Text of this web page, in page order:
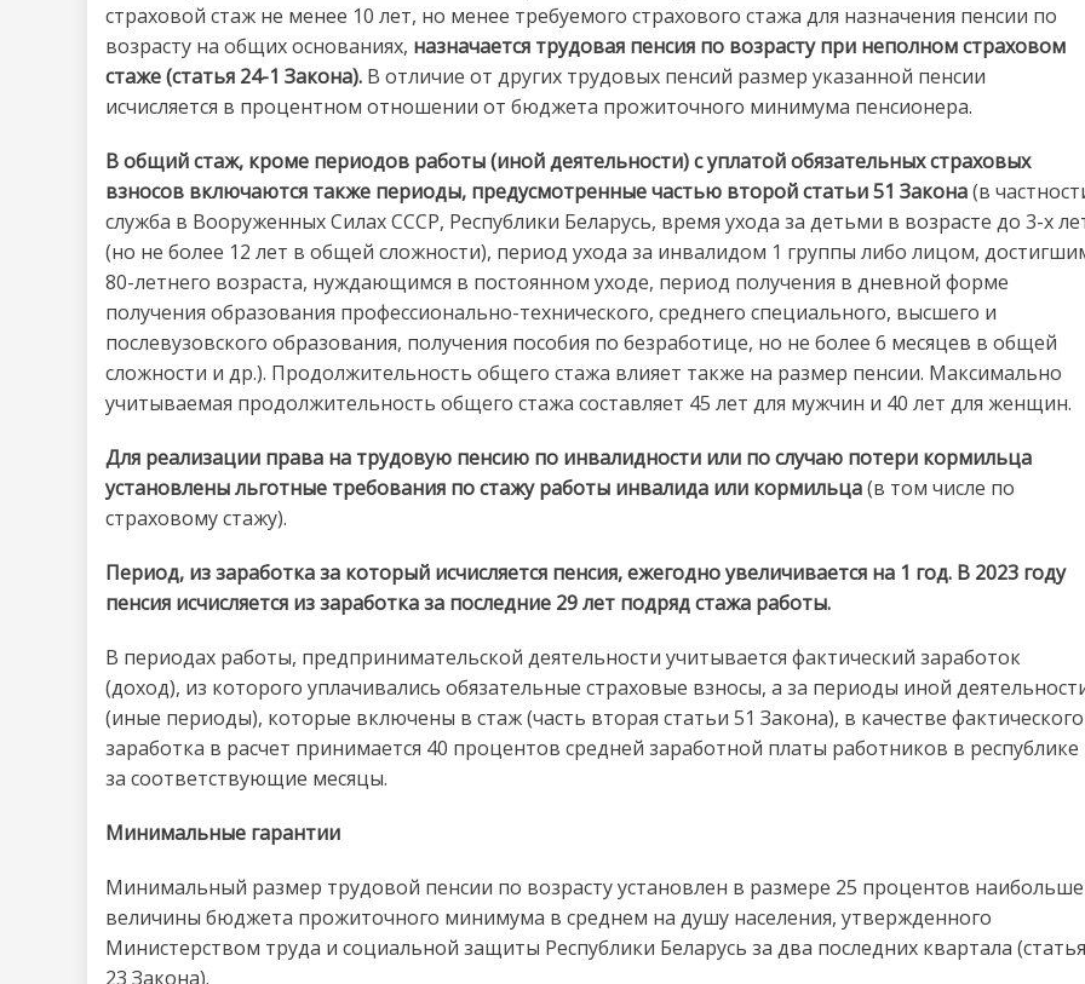
страховой стаж не менее 10 лет, но менее требуемого страхового стажа для назначения пенсии по
возрасту на общих основаниях, назначается трудовая пенсия по возрасту при неполном страховом
стаже (статья 24-1 Закона). В отличие от других трудовых пенсий размер указанной пенсии
исчисляется в процентном отношении от бюджета прожиточного минимума пенсионера.
В общий стаж, кроме периодов работы (иной деятельности) с уплатой обязательных страховых
взносов включаются также периоды, предусмотренные частью второй статьи 51 Закона(в
служба в Вооруженных Силах СССР, Республики Беларусь, время ухода за детьми в возрасте до 3-х
(но не более 12 лет в общей сложности), период ухода за инвалидом 1 группы либо лицом,
80-летнего возраста, нуждающимся в постоянном уходе, период получения в дневной форме
получения образования профессионально-технического, среднего специального, высшего и
послевузовского образования, получения пособия по безработице, но не более 6 месяцев в общей
сложности и др.). Продолжительность общего стажа влияет также на размер пенсии. Максимально
учитываемая продолжительность общего стажа составляет 45 лет для мужчин и 40 лет для женщин.
Для реализации права на трудовую пенсию по инвалидности или по случаю потери кормильца
установлены льготные требования по стажу работы инвалида или кормильца(в том числе по
страховому стажу).
Период, из заработка за который исчисляется пенсия, ежегодно увеличивается на 1 год. В 2023 году
пенсия исчисляется из заработка за последние 29 лет подряд стажа работы.
В периодах работы, предпринимательской деятельности учитывается фактический заработок
(доход), из которого уплачивались обязательные страховые взносы, а за периоды иной
(иные периоды), которые включены в стаж (часть вторая статьи 51 Закона), в качестве фактического
заработка в расчет принимается 40 процентов средней заработной платы работников в республике
за соответствующие месяцы.
Минимальные гарантии
Минимальный размер трудовой пенсии по возрасту установлен в размере 25 процентов
величины бюджета прожиточного минимума в среднем на душу населения, утвержденного
Министерством труда и социальной защиты Республики Беларусь за два последних квартала (статья
23 Закона).